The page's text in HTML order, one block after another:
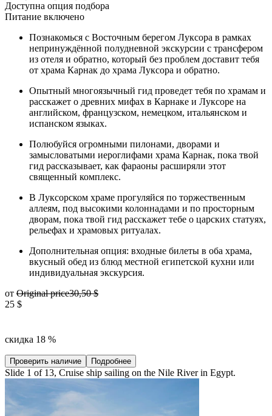
Доступна опция подбора
Питание включено
Познакомься с Восточным берегом Луксора в рамках
непринуждённой полудневной экскурсии с трансфером
из отеля и обратно, который без проблем доставит тебя
от храма Карнак до храма Луксора и обратно.
Опытный многоязычный гид проведет тебя по храмам и
расскажет о древних мифах в Карнаке и Луксоре на
английском, французском, немецком, итальянском и
испанском языках.
Полюбуйся огромными пилонами, дворами и
замысловатыми иероглифами храма Карнак, пока твой
гид рассказывает, как фараоны расширяли этот
священный комплекс.
В Луксорском храме прогуляйся по торжественным
аллеям, под высокими колоннадами и по просторным
дворам, пока твой гид расскажет тебе о царских статуях,
рельефах и храмовых ритуалах.
Дополнительная опция: входные билеты в оба храма,
вкусный обед из блюд местной египетской кухни или
индивидуальная экскурсия.
от Original price30,50 $
25 $
скидка 18 %
Проверить наличие Подробнее
Slide 1 of 13, Cruise ship sailing on the Nile River in Egypt.